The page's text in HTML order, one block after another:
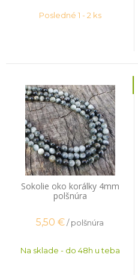
Posledné 1 - 2 ks
Sokolie oko korálky 4mm
polšnúra
5,50 €/ polšnúra
Na sklade - do 48h u teba